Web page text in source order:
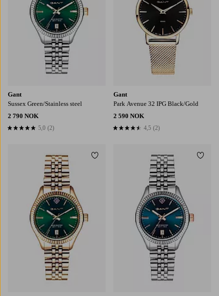
Gant
Sussex Green/Stainless steel
2 790 NOK
5,0 basert på 2 karaktergivninger
5,0 (2)
Gant
Park Avenue 32 IPG Black/Gold
2 590 NOK
4,5 basert på 2 karaktergivninger
4,5 (2)
Legg til favoritter